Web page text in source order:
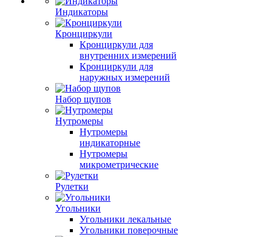
Индикаторы
Кронциркули
Кронциркули для
внутренних измерений
Кронциркули для
наружных измерений
Набор щупов
Нутромеры
Нутромеры
индикаторные
Нутромеры
микрометрические
Рулетки
Угольники
Угольники лекальные
Угольники поверочные